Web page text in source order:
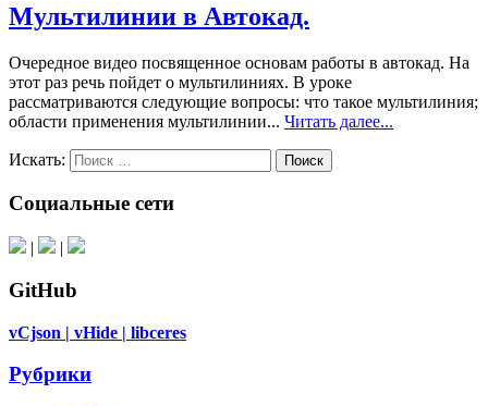
Мультилинии в Автокад.
Очередное видео посвященное основам работы в автокад. На
этот раз речь пойдет о мультилиниях. В уроке
рассматриваются следующие вопросы: что такое мультилиния;
области применения мультилинии... Читать далее...
Искать: Поиск
Социальные сети
| |
GitHub
vCjson | vHide | libceres
Рубрики